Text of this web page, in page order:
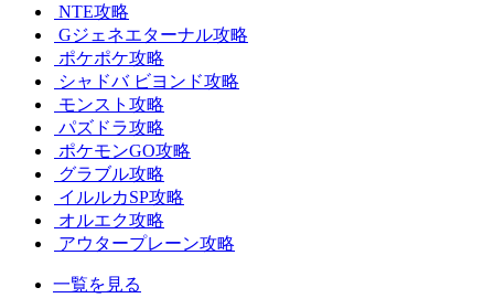
NTE攻略
Gジェネエターナル攻略
ポケポケ攻略
シャドバ ビヨンド攻略
モンスト攻略
パズドラ攻略
ポケモンGO攻略
グラブル攻略
イルルカSP攻略
オルエク攻略
アウタープレーン攻略
一覧を見る